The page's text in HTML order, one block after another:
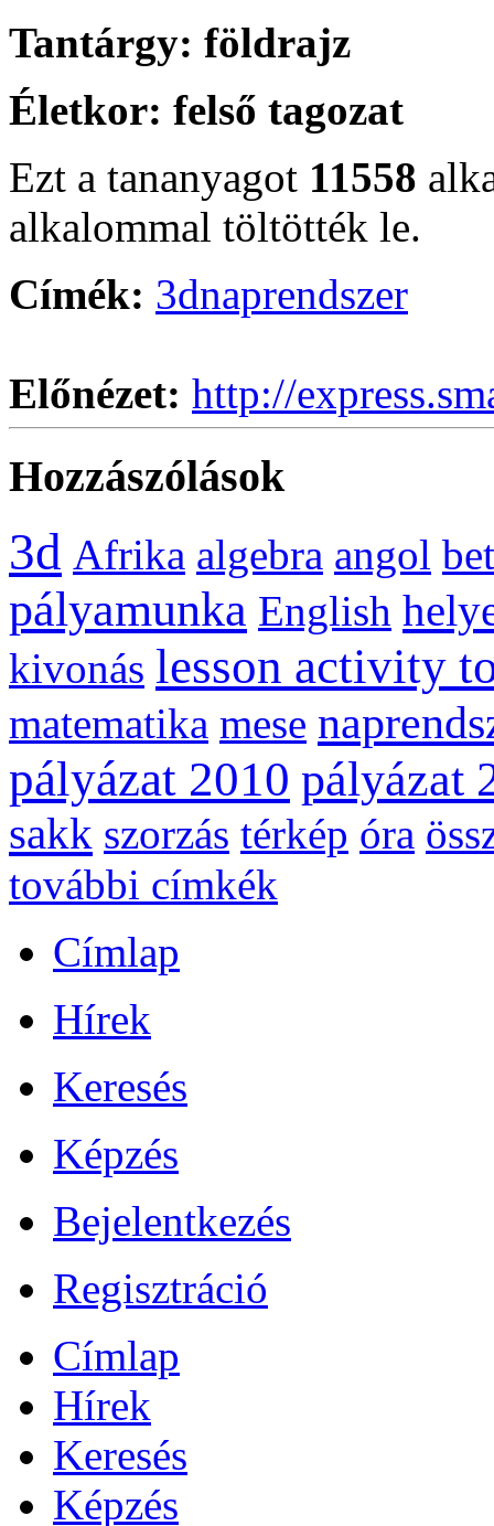
Tantárgy: földrajz
Életkor: felső tagozat
Ezt a tananyagot 11558
alkalommal töltötték le.
Címék: 3dnaprendszer
Előnézet: http://
Hozzászólások
3d Afrika algebra angol
pályamunka English
kivonás lesson activity
matematika mese
pályázat 2010 pályázat
sakk szorzás térkép óra
további címkék
Címlap
Hírek
Keresés
Képzés
Bejelentkezés
Regisztráció
Címlap
Hírek
Keresés
Képzés